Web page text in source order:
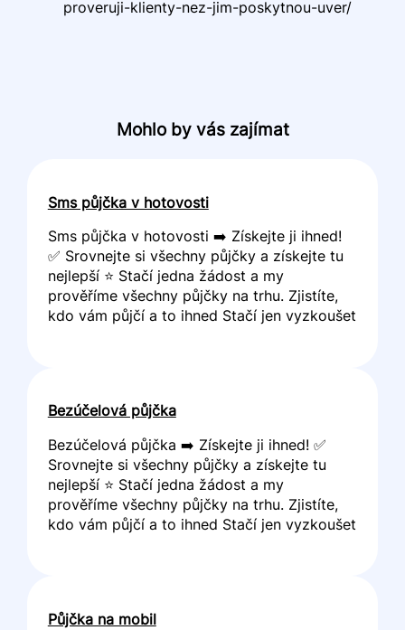
proveruji-klienty-nez-jim-poskytnou-uver/
Mohlo by vás zajímat
Sms půjčka v hotovosti
Sms půjčka v hotovosti ➡️ Získejte ji ihned!
✅ Srovnejte si všechny půjčky a získejte tu
nejlepší ⭐ Stačí jedna žádost a my
prověříme všechny půjčky na trhu. Zjistíte,
kdo vám půjčí a to ihned Stačí jen vyzkoušet
Bezúčelová půjčka
Bezúčelová půjčka ➡️ Získejte ji ihned! ✅
Srovnejte si všechny půjčky a získejte tu
nejlepší ⭐ Stačí jedna žádost a my
prověříme všechny půjčky na trhu. Zjistíte,
kdo vám půjčí a to ihned Stačí jen vyzkoušet
Půjčka na mobil